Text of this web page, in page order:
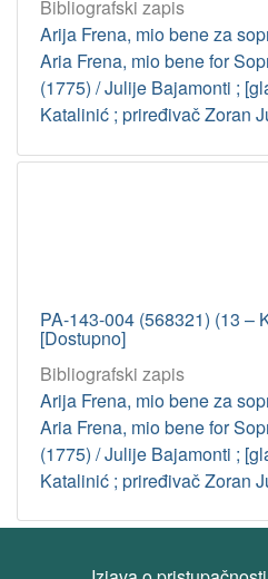
Bibliografski zapis
Arija Frena, mio bene za
Aria Frena, mio bene for
(1775) / Julije Bajamonti ;
Katalinić ; priređivač Zoran
PA-143-004 (568321) (13 –
[Dostupno]
Bibliografski zapis
Arija Frena, mio bene za
Aria Frena, mio bene for
(1775) / Julije Bajamonti ;
Katalinić ; priređivač Zoran